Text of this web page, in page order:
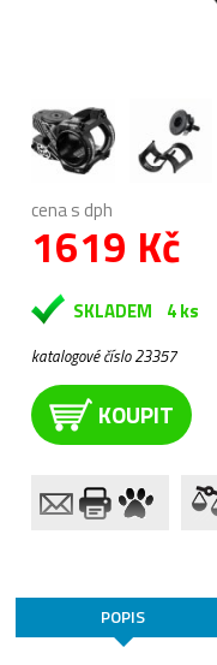
cena s dph
1619 Kč
SKLADEM 4 ks
katalogové číslo 23357
KOUPIT
POPIS